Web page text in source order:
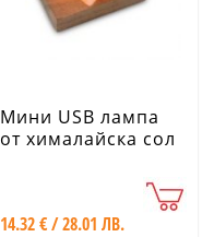
Мини USB лампа
от хималайска сол
14.32 € / 28.01 ЛВ.